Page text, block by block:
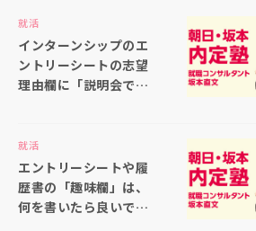
就活
インターンシップのエ
ントリーシートの志望
理由欄に「説明会で聞
ても大丈夫ですか
就活
エントリーシートや履
歴書の「趣味欄」は、
何を書いたら良いでし